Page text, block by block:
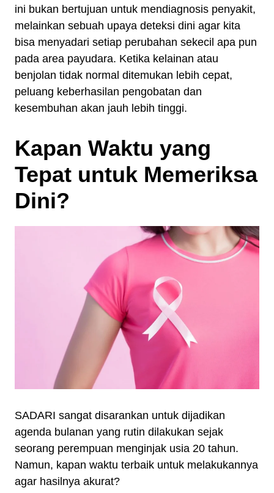
ini bukan bertujuan untuk mendiagnosis penyakit,
melainkan sebuah upaya deteksi dini agar kita
bisa menyadari setiap perubahan sekecil apa pun
pada area payudara. Ketika kelainan atau
benjolan tidak normal ditemukan lebih cepat,
peluang keberhasilan pengobatan dan
kesembuhan akan jauh lebih tinggi.
Kapan Waktu yang
Tepat untuk Memeriksa
Dini?
SADARI sangat disarankan untuk dijadikan
agenda bulanan yang rutin dilakukan sejak
seorang perempuan menginjak usia 20 tahun.
Namun, kapan waktu terbaik untuk melakukannya
agar hasilnya akurat?